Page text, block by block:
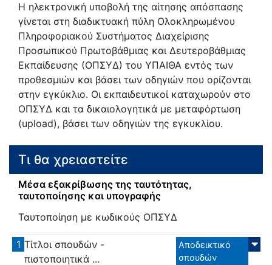
Η ηλεκτρονική υποβολή της αίτησης απόσπασης
γίνεται στη διαδικτυακή πύλη Ολοκληρωμένου
Πληροφοριακού Συστήματος Διαχείρισης
Προσωπικού Πρωτοβάθμιας και Δευτεροβάθμιας
Εκπαίδευσης (ΟΠΣΥΔ) του ΥΠΑΙΘΑ εντός των
προθεσμιών και βάσει των οδηγιών που ορίζονται
στην εγκύκλιο. Οι εκπαιδευτικοί καταχωρούν στο
ΟΠΣΥΔ και τα δικαιολογητικά με μεταφόρτωση
(upload), βάσει των οδηγιών της εγκυκλίου.
Τι θα χρειαστείτε
Μέσα εξακρίβωσης της ταυτότητας,
ταυτοποίησης και υπογραφής
Ταυτοποίηση με κωδικούς ΟΠΣΥΔ
1 Τίτλοι σπουδών -
πιστοποιητικά ...
Αποδεικτικό
σπουδών